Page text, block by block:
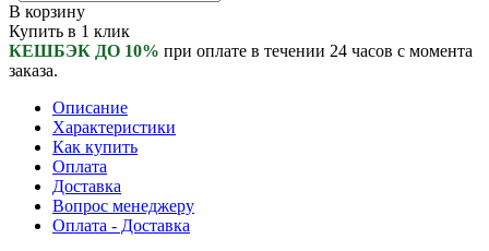
В корзину
Купить в 1 клик
КЕШБЭК ДО 10% при оплате в течении 24 часов с момента
заказа.
Описание
Характеристики
Как купить
Оплата
Доставка
Вопрос менеджеру
Оплата - Доставка